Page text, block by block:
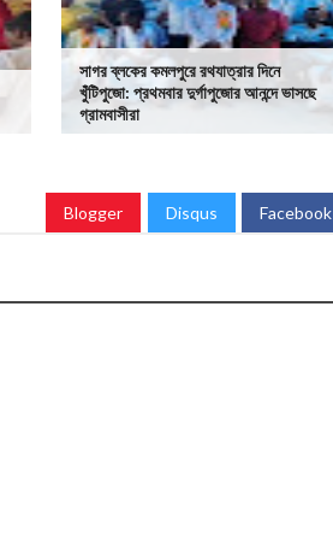
সাগর ব্লকের কমলপুরে রথযাত্রার দিনে
খুঁটিপুজো: প্রথমবার দুর্গাপুজোর আনন্দে ভাসছে
গ্রামবাসীরা
Blogger Disqus Facebook